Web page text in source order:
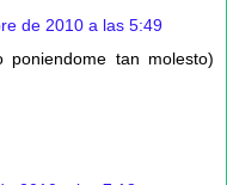
de 2010 a las 5:49
tan molesto)